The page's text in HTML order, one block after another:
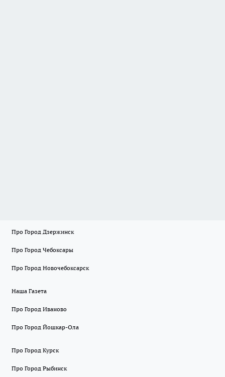
Про Город Дзержинск
Про Город Чебоксары
Про Город Новочебоксарск
Наша Газета
Про Город Иваново
Про Город Йошкар-Ола
Про Город Курск
Про Город Рыбинск